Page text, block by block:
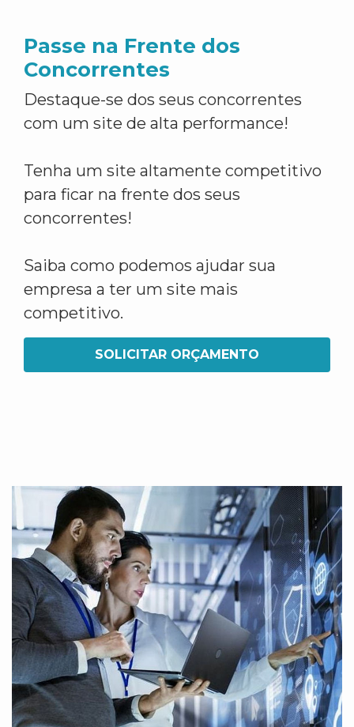
Passe na Frente dos
Concorrentes
Destaque-se dos seus concorrentes
com um site de alta performance!
Tenha um site altamente competitivo
para ficar na frente dos seus
concorrentes!
Saiba como podemos ajudar sua
empresa a ter um site mais
competitivo.
SOLICITAR ORÇAMENTO